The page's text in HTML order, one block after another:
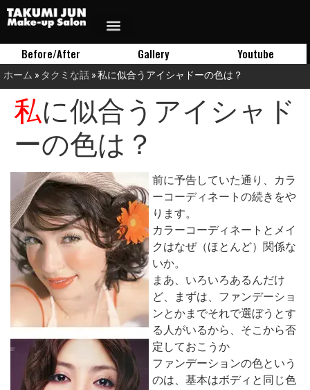
Before/After Gallery Youtube
ホーム » タクミな話 »私に似合うアイシャドーの色は？
私に似合うアイシャド
ーの色は？
前に予告していた通り、カラ
ーコーディネートの続きをや
ります。
カラーコーディネートとメイ
クはなぜ（ほとんど）関係な
いか。
まあ、いろいろあるんだけ
ど、まずは、ファンデーショ
ンとかまでそれで選ぼうとす
る人がいるから、そこから否
定しておこうか
ファンデーションの色という
のは、基本はボディと同じ色